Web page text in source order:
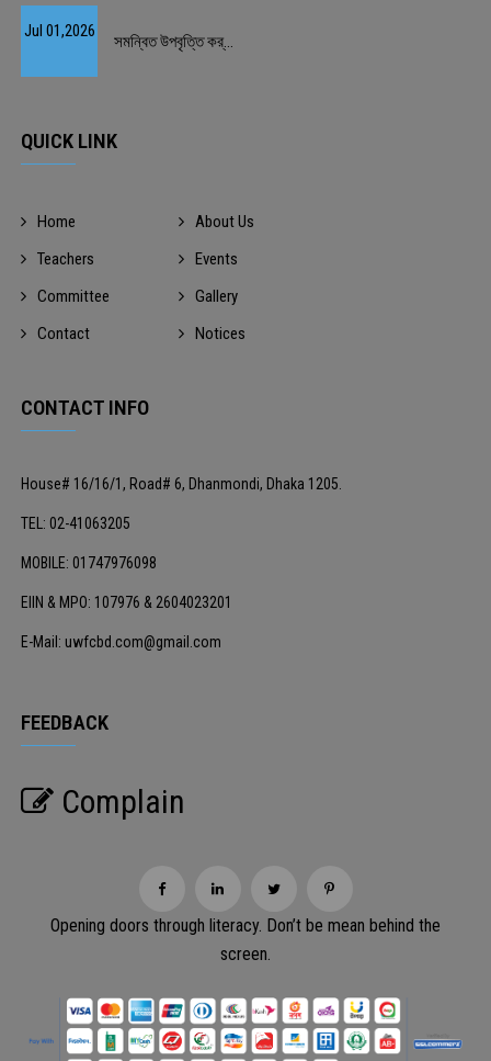
Jul 01,2026
সমন্বিত উপবৃত্তি কর্...
QUICK LINK
Home
About Us
Teachers
Events
Committee
Gallery
Contact
Notices
CONTACT INFO
House# 16/16/1, Road# 6, Dhanmondi, Dhaka 1205.
TEL: 02-41063205
MOBILE: 01747976098
EIIN & MPO: 107976 & 2604023201
E-Mail: uwfcbd.com@gmail.com
FEEDBACK
Complain
Opening doors through literacy. Don’t be mean behind the
screen.